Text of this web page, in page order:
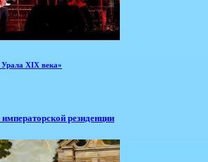
XIX века»
резиденции